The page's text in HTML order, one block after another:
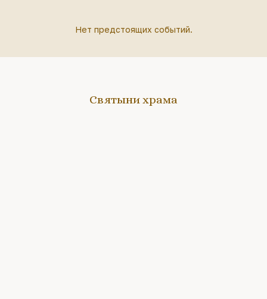
Нет предстоящих событий.
Святыни храма